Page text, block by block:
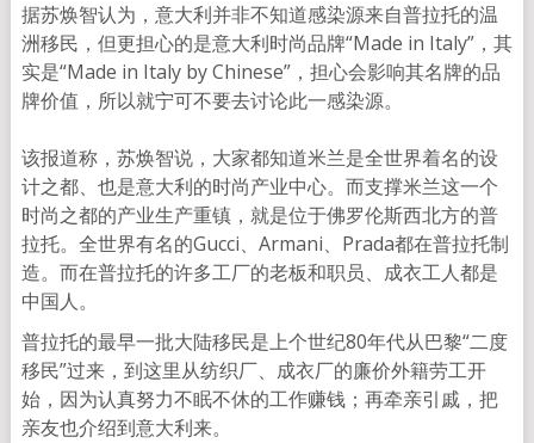
据苏焕智认为，意大利并非不知道感染源来自普拉托的温
洲移民，但更担心的是意大利时尚品牌“Made in Italy”，其
实是“Made in Italy by Chinese”，担心会影响其名牌的品
牌价值，所以就宁可不要去讨论此一感染源。
该报道称，苏焕智说，大家都知道米兰是全世界着名的设
计之都、也是意大利的时尚产业中心。而支撑米兰这一个
时尚之都的产业生产重镇，就是位于佛罗伦斯西北方的普
拉托。全世界有名的Gucci、Armani、Prada都在普拉托制
造。而在普拉托的许多工厂的老板和职员、成衣工人都是
中国人。
普拉托的最早一批大陆移民是上个世纪80年代从巴黎“二度
移民”过来，到这里从纺织厂、成衣厂的廉价外籍劳工开
始，因为认真努力不眠不休的工作赚钱；再牵亲引戚，把
亲友也介绍到意大利来。